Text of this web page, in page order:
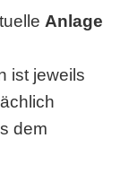
Anlage
ist jeweils
dem